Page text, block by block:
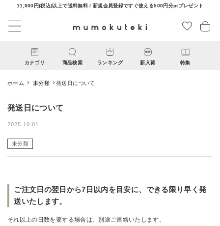
11,000円(税込)以上で送料無料 / 新規会員登録ですぐ使える500円分ptプレゼント
カテゴリ 商品検索 ランキング 新入荷 特集
CATEGORY
ファッション雑貨
ホーム 未分類 発送日について
発送日について
2025.10.01
未分類
ご注文日の翌日から7日以内を目安に、できる限り早く発
送いたします。
それ以上の日数を要する場合は、別途ご連絡いたします。